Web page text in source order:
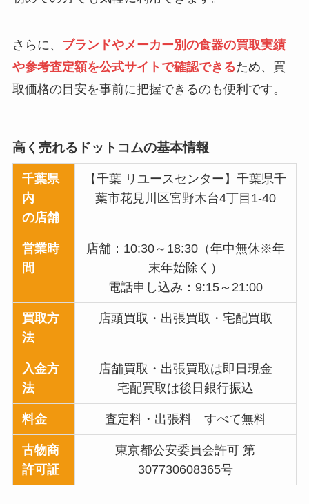
さらに、 ブランドやメーカー別の食器の買取実績
や参考査定額を公式サイトで確認できるため、買
取価格の目安を事前に把握できるのも便利です。
高く売れるドットコムの基本情報
千葉県
内
の店舗
【千葉 リユースセンター】千葉県千
葉市花見川区宮野木台4丁目1-40
営業時
間
店舗：10:30～18:30（年中無休※年
末年始除く）
電話申し込み：9:15～21:00
買取方
法
店頭買取・出張買取・宅配買取
入金方
法
店舗買取・出張買取は即日現金
宅配買取は後日銀行振込
料金 査定料・出張料 すべて無料
古物商
許可証
東京都公安委員会許可 第
307730608365号